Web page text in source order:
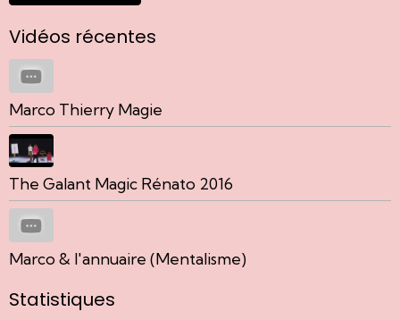
Vidéos récentes
Marco Thierry Magie
The Galant Magic Rénato 2016
Marco & l'annuaire (Mentalisme)
Statistiques